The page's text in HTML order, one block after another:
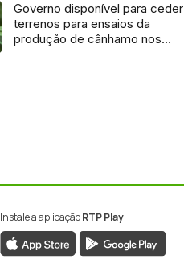
Governo disponível para ceder
terrenos para ensaios da
produção de cânhamo nos
Instale a aplicaçãoRTP Play